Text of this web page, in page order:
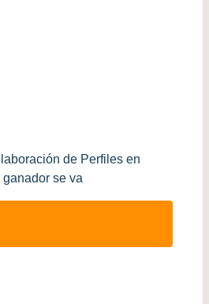
de Perfiles en
se va